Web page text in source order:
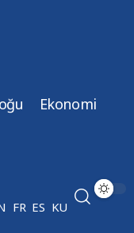
Ekonomi
FR ES KU